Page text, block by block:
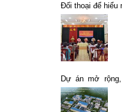
Đối thoại để hiểu
Dự án mở rộng,
đồng Lào Cai:
mục